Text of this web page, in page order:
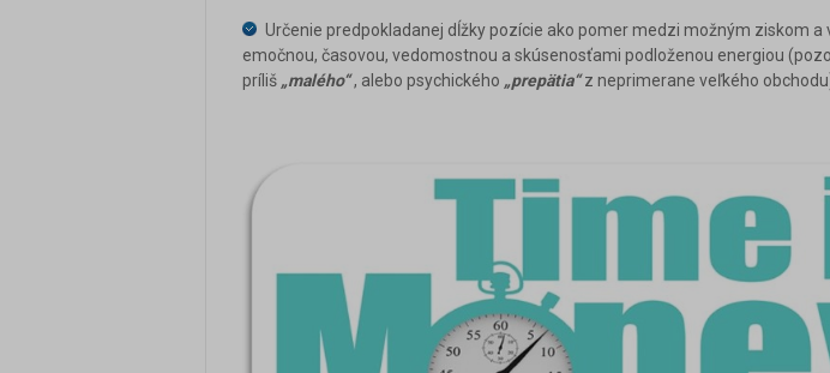
Určenie predpokladanej dĺžky pozície ako pomer medzi možným ziskom a
emočnou, časovou, vedomostnou a skúsenosťami podloženou energiou
príliš „malého“, alebo psychického „prepätia“z neprimerane veľkého